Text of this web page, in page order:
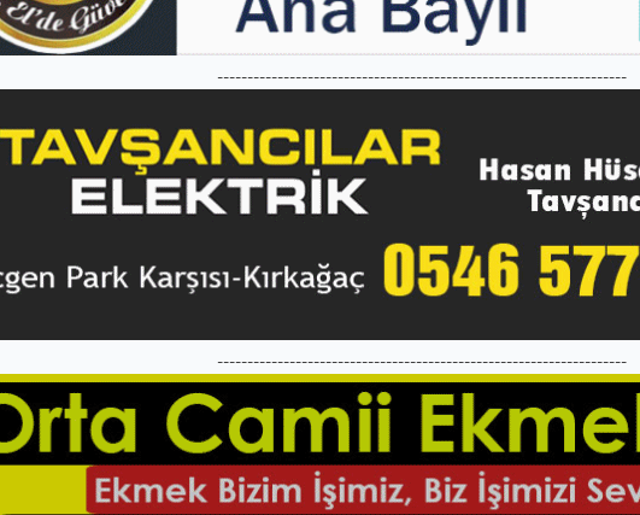
--------------------------------------------------------------------
--------------------------------------------------------------------